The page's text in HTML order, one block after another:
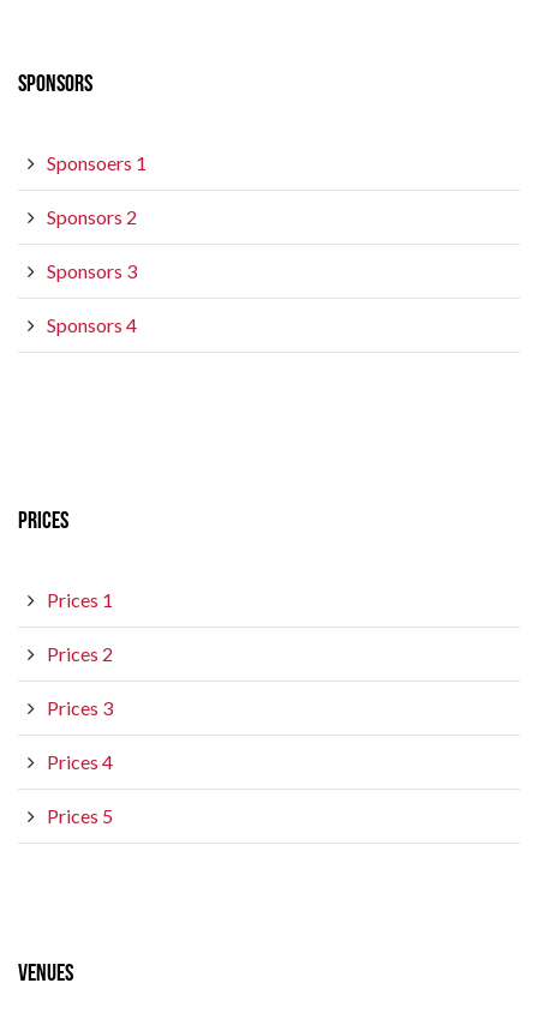
SPONSORS
Sponsoers 1
Sponsors 2
Sponsors 3
Sponsors 4
PRICES
Prices 1
Prices 2
Prices 3
Prices 4
Prices 5
VENUES